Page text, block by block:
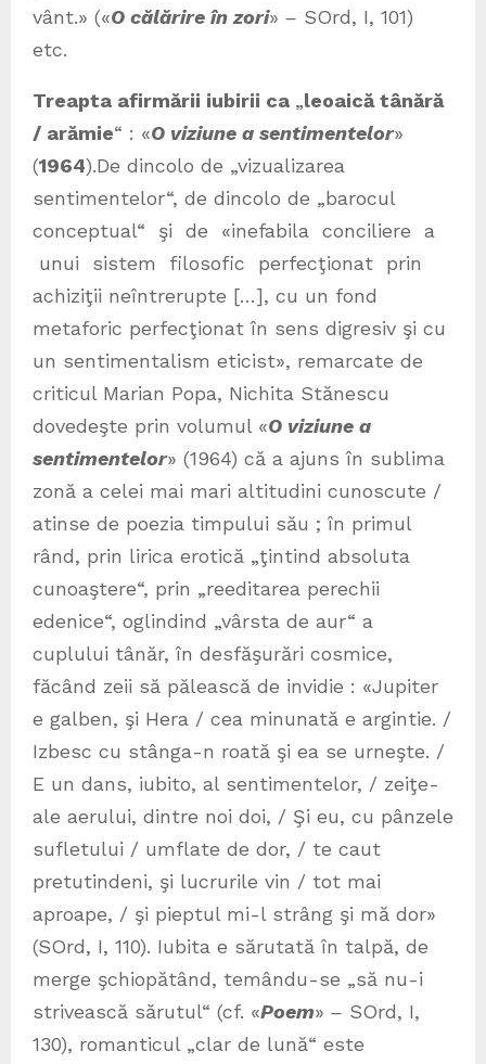
vânt.» («O călărire în zori» – SOrd, I, 101)
etc.
Treapta afirmării iubirii ca „leoaică tânără
/ arămie“ : «O viziune a sentimentelor»
(1964).De dincolo de „vizualizarea
sentimentelor“, de dincolo de „barocul
conceptual“ şi de «inefabila conciliere a
unui sistem filosofic perfecţionat prin
achiziţii neîntrerupte […], cu un fond
metaforic perfecţionat în sens digresiv şi cu
un sentimentalism eticist», remarcate de
criticul Marian Popa, Nichita Stănescu
dovedeşte prin volumul «O viziune a
sentimentelor» (1964) că a ajuns în sublima
zonă a celei mai mari altitudini cunoscute /
atinse de poezia timpului său ; în primul
rând, prin lirica erotică „ţintind absoluta
cunoaştere“, prin „reeditarea perechii
edenice“, oglindind „vârsta de aur“ a
cuplului tânăr, în desfăşurări cosmice,
făcând zeii să pălească de invidie : «Jupiter
e galben, şi Hera / cea minunată e argintie. /
Izbesc cu stânga-n roată şi ea se urneşte. /
E un dans, iubito, al sentimentelor, / zeiţe-
ale aerului, dintre noi doi, / Şi eu, cu pânzele
sufletului / umflate de dor, / te caut
pretutindeni, şi lucrurile vin / tot mai
aproape, / şi pieptul mi-l strâng şi mă dor»
(SOrd, I, 110). Iubita e sărutată în talpă, de
merge şchiopătând, temându-se „să nu-i
strivească sărutul“ (cf. «Poem» – SOrd, I,
130), romanticul „clar de lună“ este